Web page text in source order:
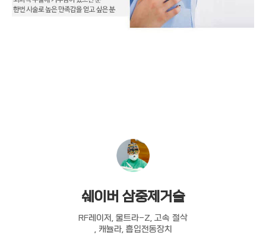
쉐이버 삼중제거술
RF레이저, 울트라-Z, 고속 절삭
, 캐뉼라, 흡입전동장치